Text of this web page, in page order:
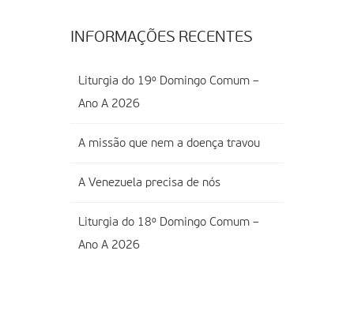
INFORMAÇÕES RECENTES
Liturgia do 19º Domingo Comum –
Ano A 2026
A missão que nem a doença travou
A Venezuela precisa de nós
Liturgia do 18º Domingo Comum –
Ano A 2026